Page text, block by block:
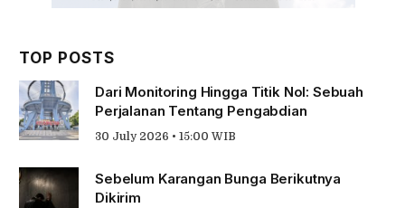
TOP POSTS
Dari Monitoring Hingga Titik Nol: Sebuah
Perjalanan Tentang Pengabdian
30 July 2026 • 15:00 WIB
Sebelum Karangan Bunga Berikutnya
Dikirim